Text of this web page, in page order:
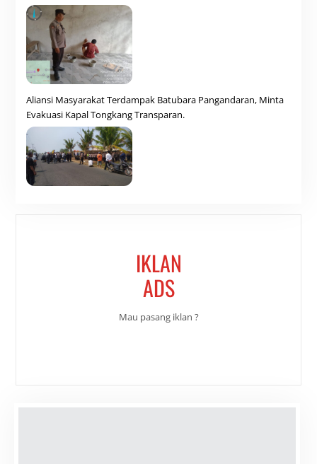
Aliansi Masyarakat Terdampak Batubara Pangandaran, Minta
Evakuasi Kapal Tongkang Transparan.
IKLAN
ADS
Mau pasang iklan ?